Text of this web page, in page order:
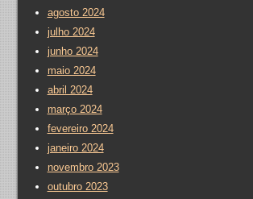
agosto 2024
julho 2024
junho 2024
maio 2024
abril 2024
março 2024
fevereiro 2024
janeiro 2024
novembro 2023
outubro 2023